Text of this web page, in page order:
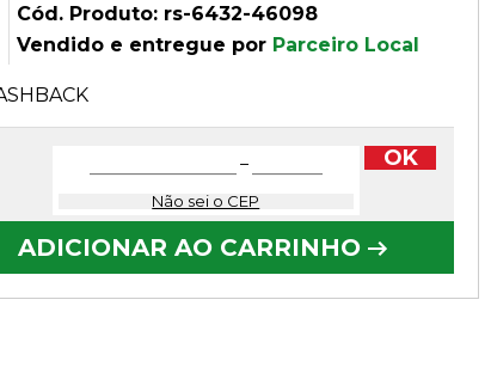
Cód. Produto: rs-6432-46098
Vendido e entregue por Parceiro Local
−
Não sei o CEP
OK
ADICIONAR AO CARRINHO